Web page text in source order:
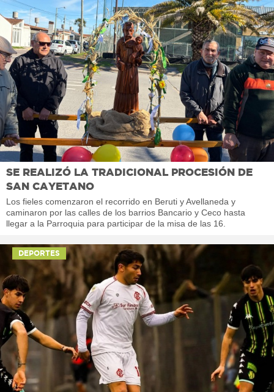
SE REALIZÓ LA TRADICIONAL PROCESIÓN DE
SAN CAYETANO
Los fieles comenzaron el recorrido en Beruti y Avellaneda y
caminaron por las calles de los barrios Bancario y Ceco hasta
llegar a la Parroquia para participar de la misa de las 16.
DEPORTES